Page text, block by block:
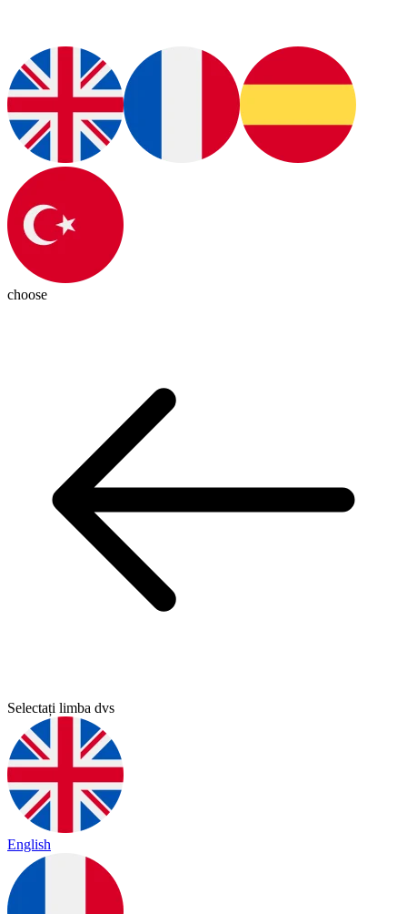
choose
Selectați limba dvs
English